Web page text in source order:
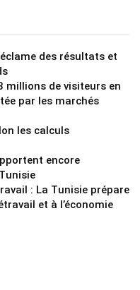
des résultats et
millions de visiteurs en
par les marchés
les calculs
encore
: La Tunisie prépare
et à l’économie